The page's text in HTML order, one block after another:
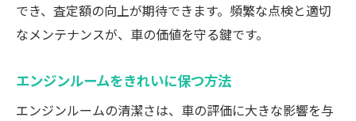
でき、査定額の向上が期待できます。頻繁な点検と適切
なメンテナンスが、車の価値を守る鍵です。
エンジンルームをきれいに保つ方法
エンジンルームの清潔さは、車の評価に大きな影響を与